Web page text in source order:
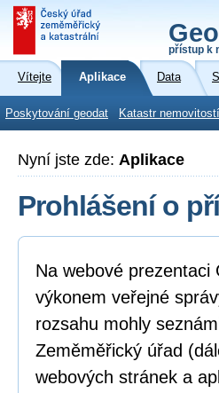
přístup k
Vítejte Aplikace Data
Poskytování geodat Katastr nemovitostí
Nyní jste zde: Aplikace
Prohlášení o
Na webové
výkonem veřejné
rozsahu mohly
Zeměměřický úřad
webových stránek a